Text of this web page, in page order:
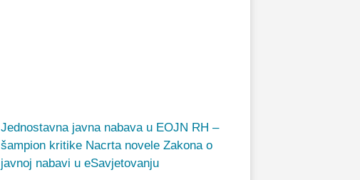
Jednostavna javna nabava u EOJN RH –
šampion kritike Nacrta novele Zakona o
javnoj nabavi u eSavjetovanju